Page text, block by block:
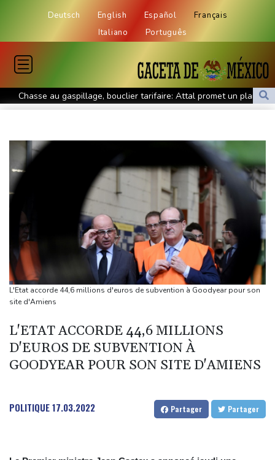
Deutsch English Español
Français
Italiano
Português
Chasse au gaspillage, bouclier tarifaire: Attal promet un plan
"massif" sur l'eau s'il est élu
étape à suspense
Lionel Messi fait ses adieux à son père, figure tutélaire de son
itinéraire
Sur un lac varois, les gendarmes aux aguets contre le feu
Test de dépistage de drogue pour un pilote d'Air India après un
sérieux incident en vol
Thaïlande : éleves et professeurs pleurent une fillette tuée dans
la fusillade
Mexique : après des années d'accalmie, la violence se rappelle
aux habitants du Zacatecas
découverte au large de la Sicile
Euro de natation: Léon Marchand à la fois "déçu" et "soulagé"
après ses forfaits
"toutes" ses conditions
L'Etat accorde 44,6 millions d'euros de subvention à Goodyear pour son
site d'Amiens
L'ETAT ACCORDE 44,6 MILLIONS
D'EUROS DE SUBVENTION À
GOODYEAR POUR SON SITE D'AMIENS
POLITIQUE17.03.2022 Partager Partager